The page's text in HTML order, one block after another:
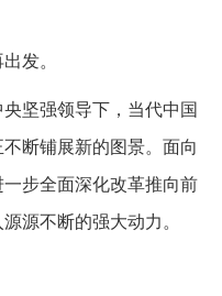
发。
坚强领导下，当代中国
断铺展新的图景。面向
步全面深化改革推向前
源不断的强大动力。